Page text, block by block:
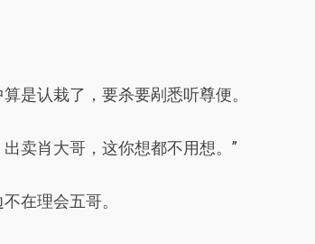
是认栽了，要杀要剐悉听尊便。
卖肖大哥，这你想都不用想。”
在理会五哥。